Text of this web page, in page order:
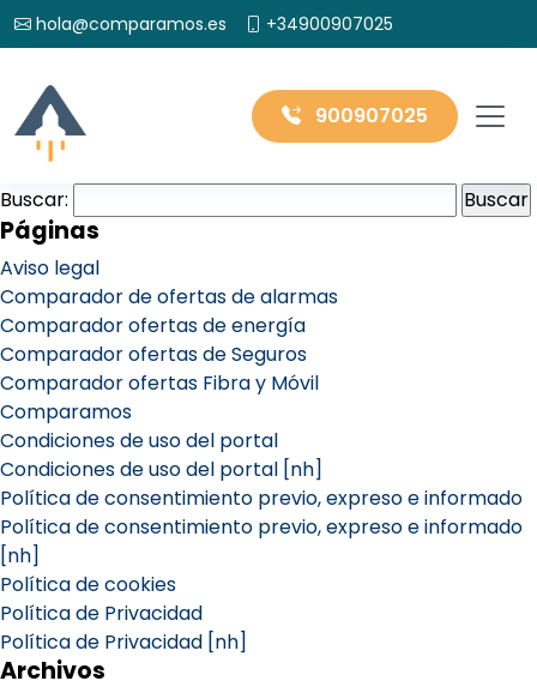
hola@comparamos.es +34900907025
900907025
Buscar:
Páginas
Aviso legal
Comparador de ofertas de alarmas
Comparador ofertas de energía
Comparador ofertas de Seguros
Comparador ofertas Fibra y Móvil
Comparamos
Condiciones de uso del portal
Condiciones de uso del portal [nh]
Política de consentimiento previo, expreso e informado
Política de consentimiento previo, expreso e informado
[nh]
Política de cookies
Política de Privacidad
Política de Privacidad [nh]
Archivos